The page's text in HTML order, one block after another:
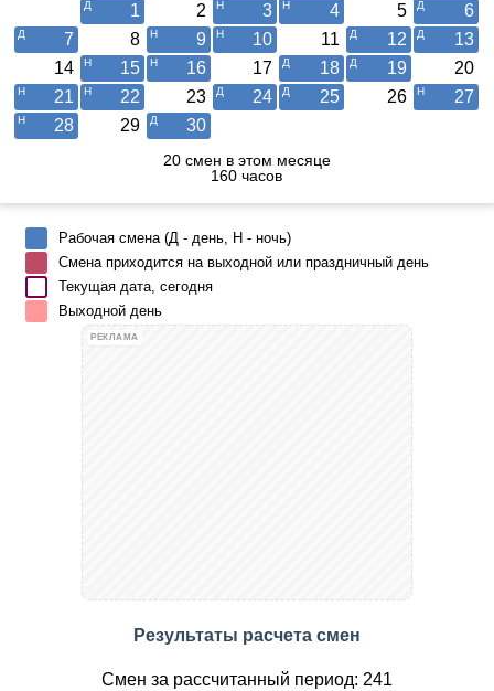
1
2 3 4 5
6
7
8 9 10 11 12
13
14
15 16 17 18 19
20
21
22 23 24 25 26
27
28
29 30
20 смен в этом месяце
160 часов
Рабочая смена (Д - день, Н - ночь)
Смена приходится на выходной или праздничный день
Текущая дата, сегодня
Выходной день
РЕКЛАМА
Результаты расчета смен
Смен за рассчитанный период: 241